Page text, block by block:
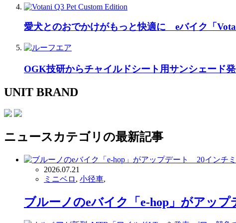
愛犬とのおでかけがもっと快適に eバイク「
OGK技研からチャイルドシート用サンシェード
UNIT BRAND
ニュース カテゴリの最新記事
2026.07.21
ミニベロ , 小径車,
ブルーノのeバイク「e-hop」がアッ